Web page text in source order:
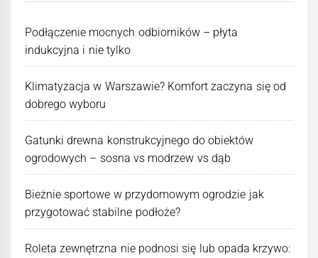
Podłączenie mocnych odbiorników – płyta
indukcyjna i nie tylko
Klimatyzacja w Warszawie? Komfort zaczyna się od
dobrego wyboru
Gatunki drewna konstrukcyjnego do obiektów
ogrodowych – sosna vs modrzew vs dąb
Bieżnie sportowe w przydomowym ogrodzie jak
przygotować stabilne podłoże?
Roleta zewnętrzna nie podnosi się lub opada krzywo: